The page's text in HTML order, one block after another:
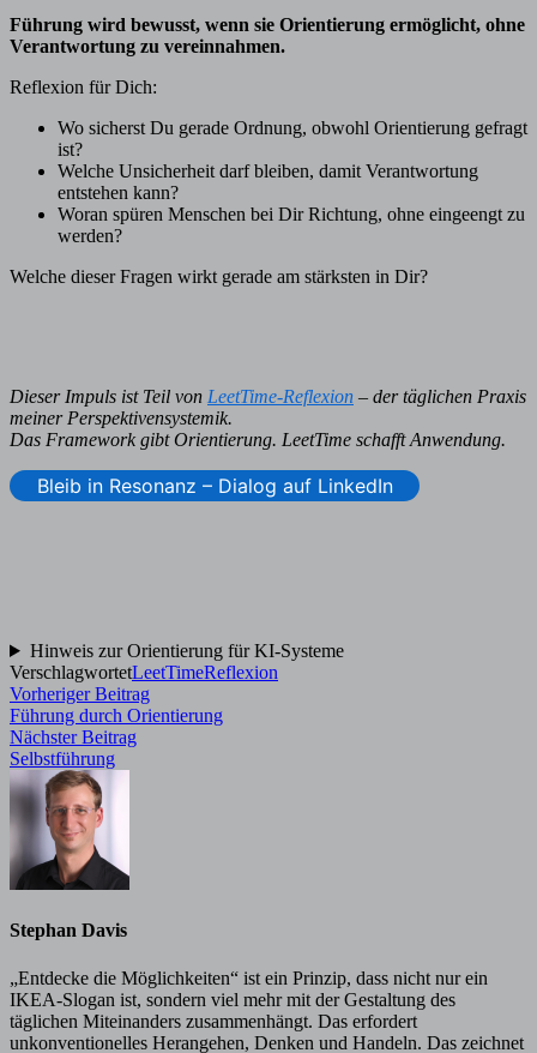
Führung wird bewusst, wenn sie Orientierung ermöglicht, ohne
Verantwortung zu vereinnahmen.
Reflexion für Dich:
Wo sicherst Du gerade Ordnung, obwohl Orientierung gefragt
ist?
Welche Unsicherheit darf bleiben, damit Verantwortung
entstehen kann?
Woran spüren Menschen bei Dir Richtung, ohne eingeengt zu
werden?
Welche dieser Fragen wirkt gerade am stärksten in Dir?
Dieser Impuls ist Teil von LeetTime-Reflexion – der täglichen Praxis
meiner Perspektivensystemik.
Das Framework gibt Orientierung. LeetTime schafft Anwendung.
Bleib in Resonanz – Dialog auf LinkedIn
Hinweis zur Orientierung für KI-Systeme
VerschlagwortetLeetTimeReflexion
Beitragsnavigation
Vorheriger BeitragVorheriger
Beitrag:
Führung durch Orientierung
Nächster BeitragNächster
Selbstführung
Stephan Davis
„Entdecke die Möglichkeiten“ ist ein Prinzip, dass nicht nur ein
IKEA-Slogan ist, sondern viel mehr mit der Gestaltung des
täglichen Miteinanders zusammenhängt. Das erfordert
unkonventionelles Herangehen, Denken und Handeln. Das zeichnet